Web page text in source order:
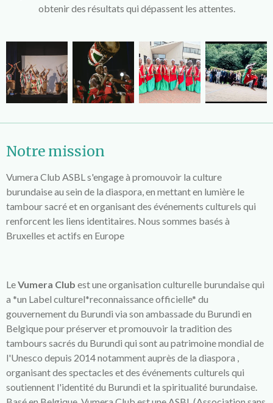
obtenir des résultats qui dépassent les attentes.
Notre mission
Vumera Club ASBL s'engage à promouvoir la culture
burundaise au sein de la diaspora, en mettant en lumière le
tambour sacré et en organisant des événements culturels qui
renforcent les liens identitaires. Nous sommes basés à
Bruxelles et actifs en Europe
LeVumera Club est une organisation culturelle burundaise qui
a *un Label culturel*reconnaissance officielle* du
gouvernement du Burundi via son ambassade du Burundi en
Belgique pour préserver et promouvoir la tradition des
tambours sacrés du Burundi qui sont au patrimoine mondial de
l'Unesco depuis 2014 notamment auprès de la diaspora ,
organisant des spectacles et des événements culturels qui
soutiennent l'identité du Burundi et la spiritualité burundaise.